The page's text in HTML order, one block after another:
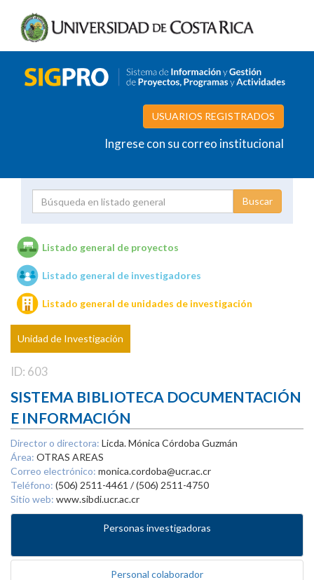
USUARIOS REGISTRADOS
Ingrese con su correo institucional
Unidades de investigación
Listado general de proyectos
Listado general de investigadores
Listado general de unidades de investigación
Unidad de Investigación
ID: 603
SISTEMA BIBLIOTECA DOCUMENTACIÓN
E INFORMACIÓN
Director o directora: Licda. Mónica Córdoba Guzmán
Área: OTRAS AREAS
Correo electrónico: monica.cordoba@ucr.ac.cr
Teléfono: (506) 2511-4461 / (506) 2511-4750
Sitio web: www.sibdi.ucr.ac.cr
Personas investigadoras
Personal colaborador